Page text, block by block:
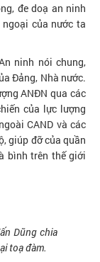
đe doạ an ninh
của nước ta
ninh nói chung,
Đảng, Nhà nước.
ANĐN qua các
của lực lượng
CAND và các
giúp đỡ của quần
bình trên thế giới
Dũng chia
toạ đàm.